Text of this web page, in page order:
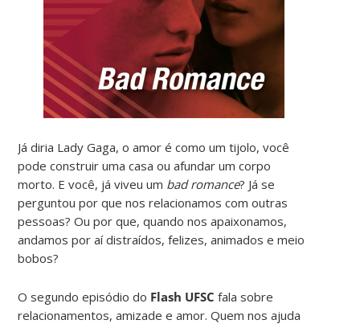
Já diria Lady Gaga, o amor é como um tijolo, você
pode construir uma casa ou afundar um corpo
morto. E você, já viveu um bad romance? Já se
perguntou por que nos relacionamos com outras
pessoas? Ou por que, quando nos apaixonamos,
andamos por aí distraídos, felizes, animados e meio
bobos?
O segundo episódio do Flash UFSC fala sobre
relacionamentos, amizade e amor. Quem nos ajuda